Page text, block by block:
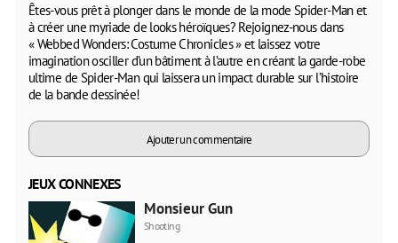
Êtes-vous prêt à plonger dans le monde de la mode Spider-Man et
à créer une myriade de looks héroïques? Rejoignez-nous dans
« Webbed Wonders: Costume Chronicles » et laissez votre
imagination osciller d’un bâtiment à l’autre en créant la garde-robe
ultime de Spider-Man qui laissera un impact durable sur l’histoire
de la bande dessinée!
Ajouter un commentaire
JEUX CONNEXES
Monsieur Gun
Shooting